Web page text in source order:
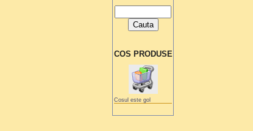
COS PRODUSE
Cosul este gol